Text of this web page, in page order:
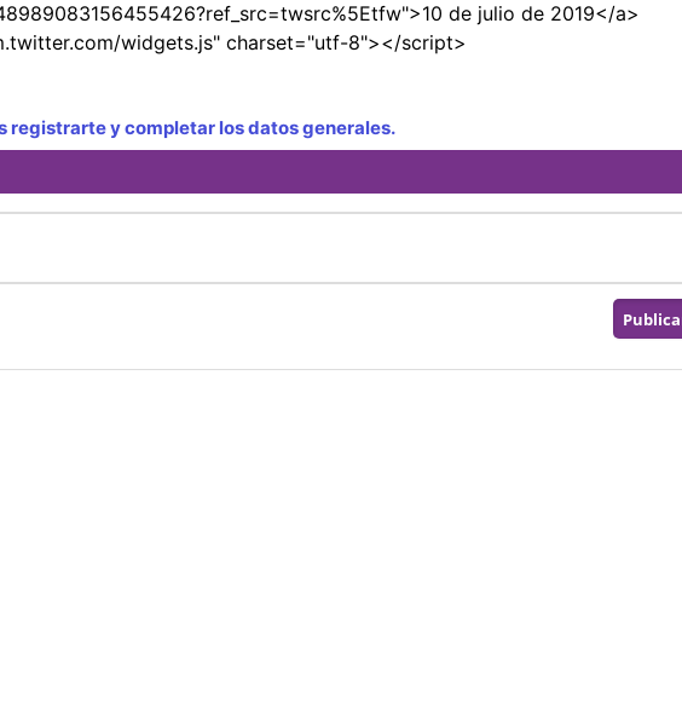
de julio de 2019</a>
widgets.js" charset="utf-8"></script>
registrarte y completar los datos generales.